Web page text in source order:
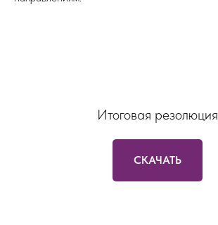
Итоговая резолюция
СКАЧАТЬ